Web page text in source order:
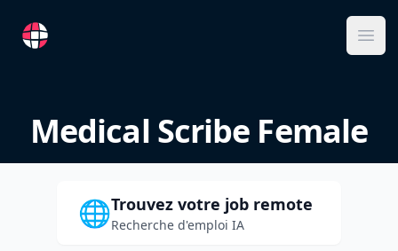
RemoteFR
Medical Scribe Female
🌐Trouvez votre job remote
Recherche d'emploi IA